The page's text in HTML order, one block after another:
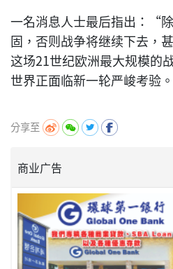
一名消息人士最后指出：“
固，否则战争将继续下去，
这场21世纪欧洲最大规模的
世界正面临新一轮严峻考验。
分享至
商业广告